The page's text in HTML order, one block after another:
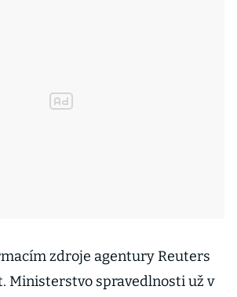
zdroje agentury Reuters
Ministerstvo spravedlnosti už v